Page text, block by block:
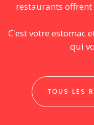
restaurants
C'est votre estomac
qui
TOUS LES